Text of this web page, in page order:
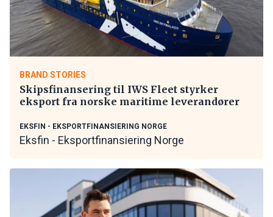
BRAND STORIES
Skipsfinansering til IWS Fleet styrker
eksport fra norske maritime leverandører
EKSFIN - EKSPORTFINANSIERING NORGE
Eksfin - Eksportfinansiering Norge